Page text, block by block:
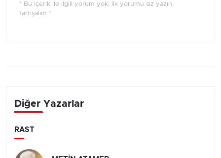
* Bu içerik ile ilgili yorum yok, ilk yorumu siz yazın,
tartışalım *
Diğer Yazarlar
RAST